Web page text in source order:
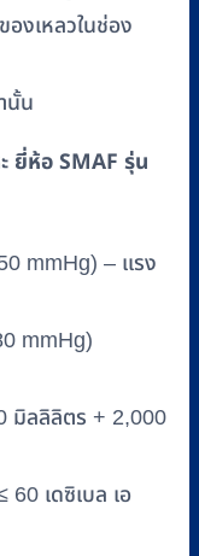
งเหลวในช่อง
นั้น
ยี่ห้อ SMAF รุ่น
mmHg) – แรง
mmHg)
มิลลิลิตร + 2,000
60 เดซิเบล เอ